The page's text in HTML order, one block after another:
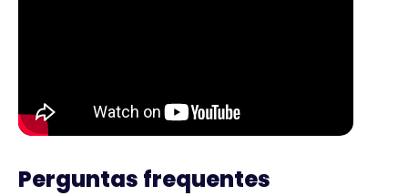
Perguntas frequentes